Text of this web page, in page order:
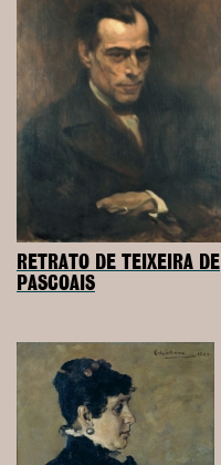
RETRATO DE TEIXEIRA DE
PASCOAIS